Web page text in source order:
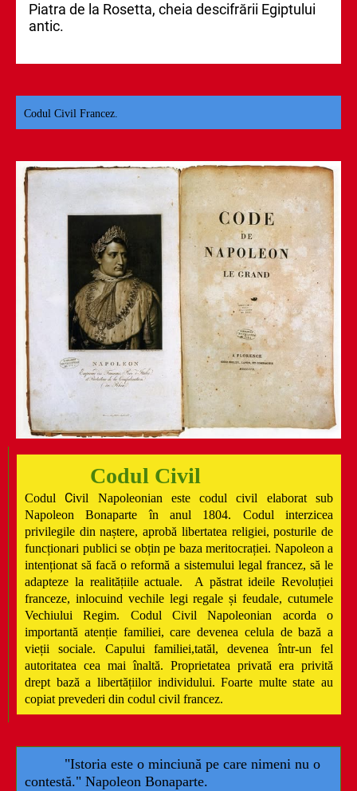
Piatra de la Rosetta, cheia descifrării Egiptului
antic.
Codul Civil Francez.
Codul Civil
Codul Civil Napoleonian este codul civil elaborat sub
Napoleon Bonaparte în anul 1804. Codul interzicea
privilegile din naștere, aprobă libertatea religiei, posturile de
funcționari publici se obțin pe baza meritocrației. Napoleon a
intenționat să facă o reformă a sistemului legal francez, să le
adapteze la realitățiile actuale. A păstrat ideile Revoluției
franceze, inlocuind vechile legi regale și feudale, cutumele
Vechiului Regim. Codul Civil Napoleonian acorda o
importantă atenție familiei, care devenea celula de bază a
vieții sociale. Capului familiei,tatăl, devenea într-un fel
autoritatea cea mai înaltă. Proprietatea privată era privită
drept bază a libertățiilor individului. Foarte multe state au
copiat prevederi din codul civil francez.
"Istoria este o minciună pe care nimeni nu o
contestă." Napoleon Bonaparte.